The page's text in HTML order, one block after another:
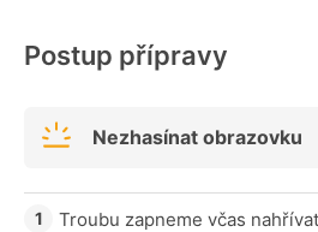
Postup přípravy
Nezhasínat obrazovku
Troubu zapneme včas